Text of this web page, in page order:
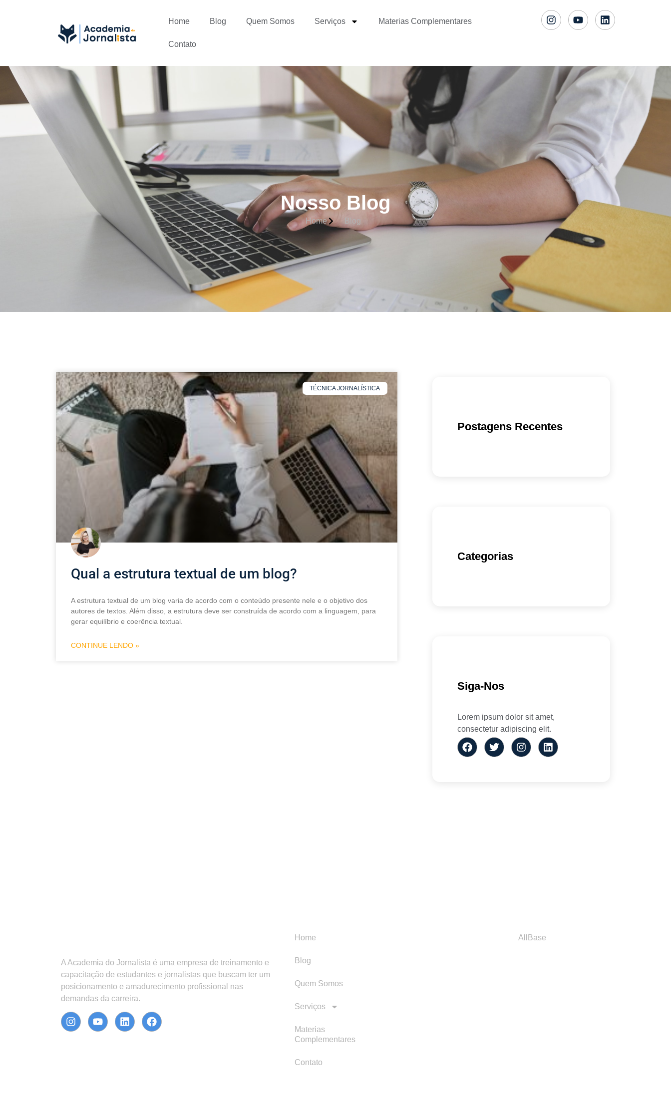
Home Blog Quem Somos Serviços Materias Complementares
Contato
Nosso Blog
Home Blog
TÉCNICA JORNALÍSTICA
Qual a estrutura textual de um blog?
A estrutura textual de um blog varia de acordo com o conteúdo presente nele e o objetivo dos
autores de textos. Além disso, a estrutura deve ser construída de acordo com a linguagem, para
gerar equilíbrio e coerência textual.
CONTINUE LENDO »
Postagens Recentes
Categorias
Siga-Nos
Lorem ipsum dolor sit amet,
consectetur adipiscing elit.
A Academia do Jornalista é uma empresa de treinamento e
capacitação de estudantes e jornalistas que buscam ter um
posicionamento e amadurecimento profissional nas
demandas da carreira.
Home
Blog
Quem Somos
Serviços
Materias
Complementares
Contato
AllBase